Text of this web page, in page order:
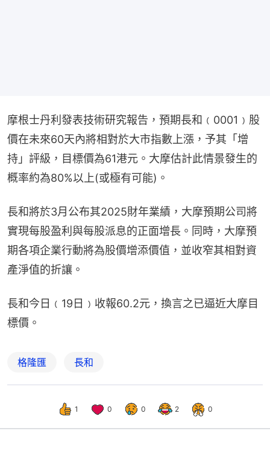
摩根士丹利發表技術研究報告，預期長和﹙0001﹚股
價在未來60天內將相對於大市指數上漲，予其「增
持」評級，目標價為61港元。大摩估計此情景發生的
概率約為80%以上(或極有可能)。
長和將於3月公布其2025財年業績，大摩預期公司將
實現每股盈利與每股派息的正面增長。同時，大摩預
期各項企業行動將為股價增添價值，並收窄其相對資
產淨值的折讓。
長和今日﹙19日﹚收報60.2元，換言之已逼近大摩目
標價。
格隆匯 長和
1 0 0 2 0